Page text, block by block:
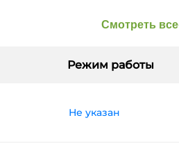
Смотреть все
Режим работы
Не указан